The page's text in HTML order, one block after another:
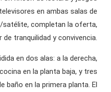
en ambas salas de
satélite, completan la oferta,
tranquilidad y convivencia.
en dos alas: a la derecha,
en la planta baja, y tres
baño en la primera planta. El